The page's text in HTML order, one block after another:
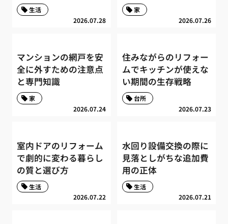
2026.07.28
生活
2026.07.26
家
マンションの網戸を安
全に外すための注意点
と専門知識
2026.07.24
家
住みながらのリフォー
ムでキッチンが使えな
い期間の生存戦略
2026.07.23
台所
室内ドアのリフォーム
で劇的に変わる暮らし
の質と選び方
2026.07.22
生活
水回り設備交換の際に
見落としがちな追加費
用の正体
2026.07.21
生活